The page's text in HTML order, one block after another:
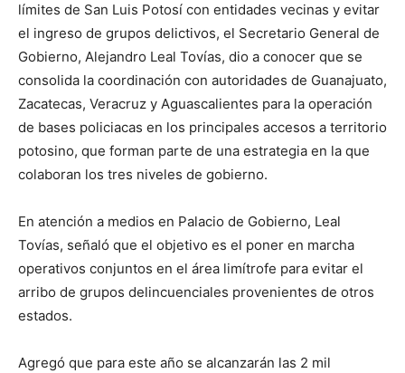
límites de San Luis Potosí con entidades vecinas y evitar
el ingreso de grupos delictivos, el Secretario General de
Gobierno, Alejandro Leal Tovías, dio a conocer que se
consolida la coordinación con autoridades de Guanajuato,
Zacatecas, Veracruz y Aguascalientes para la operación
de bases policiacas en los principales accesos a territorio
potosino, que forman parte de una estrategia en la que
colaboran los tres niveles de gobierno.
En atención a medios en Palacio de Gobierno, Leal
Tovías, señaló que el objetivo es el poner en marcha
operativos conjuntos en el área limítrofe para evitar el
arribo de grupos delincuenciales provenientes de otros
estados.
Agregó que para este año se alcanzarán las 2 mil